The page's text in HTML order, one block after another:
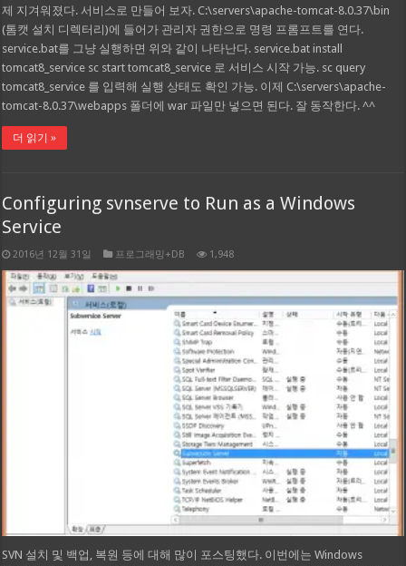
제 지겨워졌다. 서비스로 만들어 보자. C:\servers\apache-tomcat-8.0.37\bin
(톰캣 설치 디렉터리)에 들어가 관리자 권한으로 명령 프롬프트를 연다.
service.bat를 그냥 실행하면 위와 같이 나타난다. service.bat install
tomcat8_service sc start tomcat8_service 로 서비스 시작 가능. sc query
tomcat8_service 를 입력해 실행 상태도 확인 가능. 이제 C:\servers\apache-
tomcat-8.0.37\webapps 폴더에 war 파일만 넣으면 된다. 잘 동작한다. ^^
더 읽기 »
Configuring svnserve to Run as a Windows
Service
2016년 12월 31일 프로그래밍+DB 1,948
SVN 설치 및 백업, 복원 등에 대해 많이 포스팅했다. 이번에는 Windows